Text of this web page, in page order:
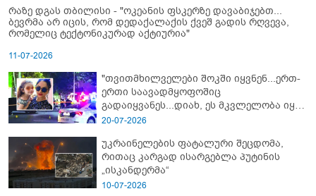
რაზე დგას თბილისი - "ოკეანის ფსკერზე დავაბიჯებთ...
ბევრმა არ იცის, რომ დედაქალაქის ქვეშ გადის რღვევა,
რომელიც ტექტონიკურად აქტიურია"
11-07-2026
"თვითმხილველები შოკში იყვნენ...ერთ-
ერთი საავადმყოფოშიც
გადაიყვანეს...დიახ, ეს მკვლელობა იყო"
- გორში დატრიალებული ტრაგედიის
20-07-2026
უკრაინელების ფატალური შეცდომა,
რითაც კარგად ისარგებლა პუტინის
„ისკანდერმა“
10-07-2026